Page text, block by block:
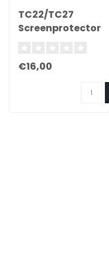
TC22/TC27
Screenprotector
€16,00